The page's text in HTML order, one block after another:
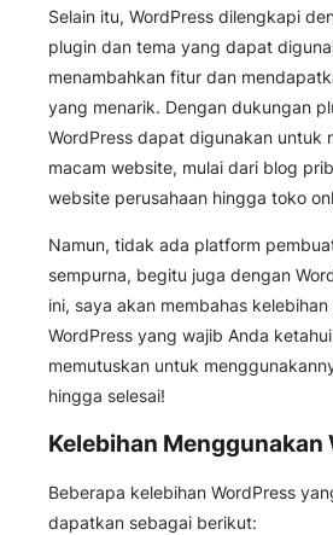
Selain itu, WordPress dilengkapi
plugin dan tema yang dapat
menambahkan fitur dan
yang menarik. Dengan dukungan
WordPress dapat digunakan untuk
macam website, mulai dari blog
website perusahaan hingga toko
Namun, tidak ada platform
sempurna, begitu juga dengan
ini, saya akan membahas
WordPress yang wajib Anda
memutuskan untuk
hingga selesai!
Kelebihan Menggunakan
Beberapa kelebihan WordPress
dapatkan sebagai berikut: